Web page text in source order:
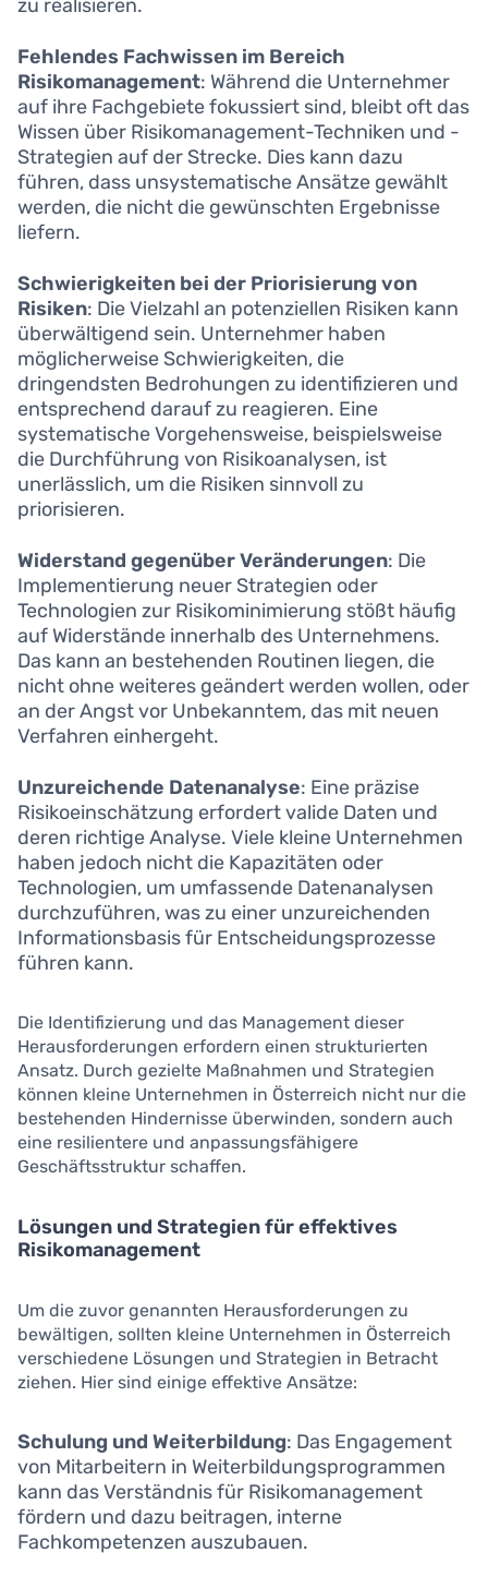
zu realisieren.
Fehlendes Fachwissen im Bereich
Risikomanagement: Während die Unternehmer
auf ihre Fachgebiete fokussiert sind, bleibt oft das
Wissen über Risikomanagement-Techniken und -
Strategien auf der Strecke. Dies kann dazu
führen, dass unsystematische Ansätze gewählt
werden, die nicht die gewünschten Ergebnisse
liefern.
Schwierigkeiten bei der Priorisierung von
Risiken: Die Vielzahl an potenziellen Risiken kann
überwältigend sein. Unternehmer haben
möglicherweise Schwierigkeiten, die
dringendsten Bedrohungen zu identifizieren und
entsprechend darauf zu reagieren. Eine
systematische Vorgehensweise, beispielsweise
die Durchführung von Risikoanalysen, ist
unerlässlich, um die Risiken sinnvoll zu
priorisieren.
Widerstand gegenüber Veränderungen: Die
Implementierung neuer Strategien oder
Technologien zur Risikominimierung stößt häufig
auf Widerstände innerhalb des Unternehmens.
Das kann an bestehenden Routinen liegen, die
nicht ohne weiteres geändert werden wollen, oder
an der Angst vor Unbekanntem, das mit neuen
Verfahren einhergeht.
Unzureichende Datenanalyse: Eine präzise
Risikoeinschätzung erfordert valide Daten und
deren richtige Analyse. Viele kleine Unternehmen
haben jedoch nicht die Kapazitäten oder
Technologien, um umfassende Datenanalysen
durchzuführen, was zu einer unzureichenden
Informationsbasis für Entscheidungsprozesse
führen kann.
Die Identifizierung und das Management dieser
Herausforderungen erfordern einen strukturierten
Ansatz. Durch gezielte Maßnahmen und Strategien
können kleine Unternehmen in Österreich nicht nur die
bestehenden Hindernisse überwinden, sondern auch
eine resilientere und anpassungsfähigere
Geschäftsstruktur schaffen.
Lösungen und Strategien für effektives
Risikomanagement
Um die zuvor genannten Herausforderungen zu
bewältigen, sollten kleine Unternehmen in Österreich
verschiedene Lösungen und Strategien in Betracht
ziehen. Hier sind einige effektive Ansätze:
Schulung und Weiterbildung: Das Engagement
von Mitarbeitern in Weiterbildungsprogrammen
kann das Verständnis für Risikomanagement
fördern und dazu beitragen, interne
Fachkompetenzen auszubauen.